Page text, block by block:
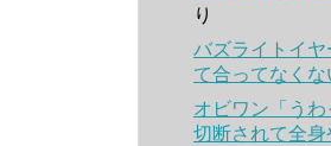
り
バズライトイ
て合ってなくな
オビワン「う
切断されて全